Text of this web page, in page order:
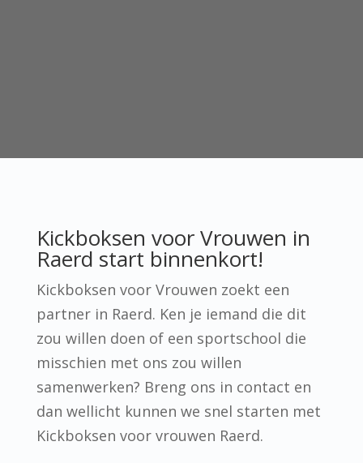
Kickboksen voor Vrouwen in
Raerd start binnenkort!
Kickboksen voor Vrouwen zoekt een
partner in Raerd. Ken je iemand die dit
zou willen doen of een sportschool die
misschien met ons zou willen
samenwerken? Breng ons in contact en
dan wellicht kunnen we snel starten met
Kickboksen voor vrouwen Raerd.